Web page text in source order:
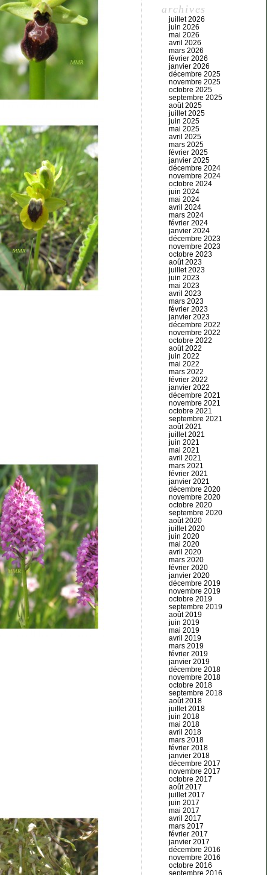
archives
juillet 2026
juin 2026
mai 2026
avril 2026
mars 2026
février 2026
janvier 2026
décembre 2025
novembre 2025
octobre 2025
septembre 2025
août 2025
juillet 2025
juin 2025
mai 2025
avril 2025
mars 2025
février 2025
janvier 2025
décembre 2024
novembre 2024
octobre 2024
juin 2024
mai 2024
avril 2024
mars 2024
février 2024
janvier 2024
décembre 2023
novembre 2023
octobre 2023
août 2023
juillet 2023
juin 2023
mai 2023
avril 2023
mars 2023
février 2023
janvier 2023
décembre 2022
novembre 2022
octobre 2022
août 2022
juin 2022
mai 2022
mars 2022
février 2022
janvier 2022
décembre 2021
novembre 2021
octobre 2021
septembre 2021
août 2021
juillet 2021
juin 2021
mai 2021
avril 2021
mars 2021
février 2021
janvier 2021
décembre 2020
novembre 2020
octobre 2020
septembre 2020
août 2020
juillet 2020
juin 2020
mai 2020
avril 2020
mars 2020
février 2020
janvier 2020
décembre 2019
novembre 2019
octobre 2019
septembre 2019
août 2019
juin 2019
mai 2019
avril 2019
mars 2019
février 2019
janvier 2019
décembre 2018
novembre 2018
octobre 2018
septembre 2018
août 2018
juillet 2018
juin 2018
mai 2018
avril 2018
mars 2018
février 2018
janvier 2018
décembre 2017
novembre 2017
octobre 2017
août 2017
juillet 2017
juin 2017
mai 2017
avril 2017
mars 2017
février 2017
janvier 2017
décembre 2016
novembre 2016
octobre 2016
septembre 2016